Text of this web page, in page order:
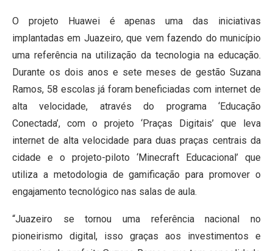
O projeto Huawei é apenas uma das iniciativas
implantadas em Juazeiro, que vem fazendo do município
uma referência na utilização da tecnologia na educação.
Durante os dois anos e sete meses de gestão Suzana
Ramos, 58 escolas já foram beneficiadas com internet de
alta velocidade, através do programa ‘Educação
Conectada’, com o projeto ‘Praças Digitais’ que leva
internet de alta velocidade para duas praças centrais da
cidade e o projeto-piloto ‘Minecraft Educacional’ que
utiliza a metodologia de gamificação para promover o
engajamento tecnológico nas salas de aula.
“Juazeiro se tornou uma referência nacional no
pioneirismo digital, isso graças aos investimentos e